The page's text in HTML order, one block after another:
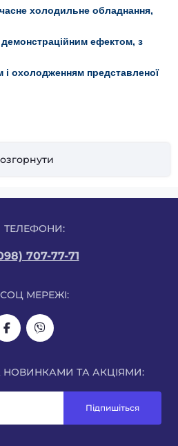
холодильне обладнання,
демонстраційним ефектом, з
охолодженням представленої
Дане холодильне торгове
продукцію і відшукати
пристінні холодильні гірки, а також
так звані острови. Завдяки
холодильні пристінні гірки,
розглянути навіть в погано
режими пристінних
ТЕЛЕФОНИ:
707-77-71
СОЦ МЕРЕЖІ:
НОВИНКАМИ ТА АКЦІЯМИ:
Підпишіться